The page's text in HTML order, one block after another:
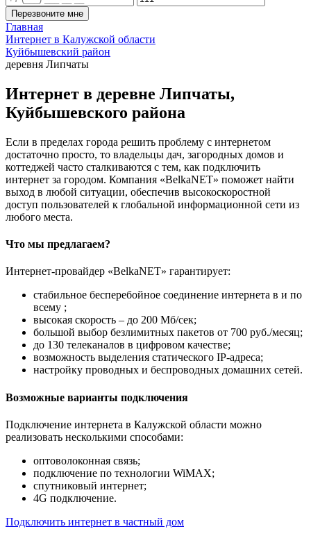
Перезвоните мне
Главная
Интернет в Калужской области
Куйбышевский район
деревня Липчаты
Интернет в деревне Липчаты,
Куйбышевского района
Если в пределах города решить проблему с интернетом
достаточно просто, то владельцы дач, загородных домов и
коттеджей часто сталкиваются с тем, как подключить
интернет за городом. Компания «BelkaNET» поможет найти
выход в любой ситуации, обеспечив высокоскоростной
доступ пользователей к глобальной информационной сети из
любого места.
Что мы предлагаем?
Интернет-провайдер «BelkaNET» гарантирует:
стабильное бесперебойное соединение интернета в и по
всему ;
высокая скорость – до 200 Мб/сек;
большой выбор безлимитных пакетов от 700 руб./месяц;
до 130 телеканалов в цифровом качестве;
возможность выделения статического IP-адреса;
настройку проводных и беспроводных домашних сетей.
Возможные варианты подключения
Подключение интернета в Калужской области можно
реализовать несколькими способами:
оптоволоконная связь;
подключение по технологии WiMAX;
спутниковый интернет;
4G подключение.
Подключить интернет в частный дом